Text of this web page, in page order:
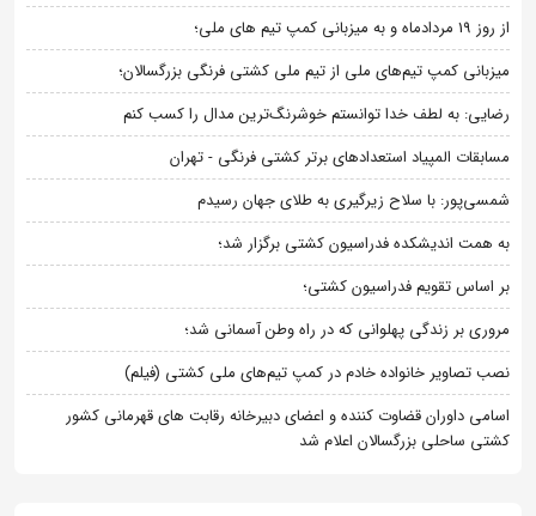
از روز 19 مردادماه و به میزبانی کمپ تیم های ملی؛
میزبانی کمپ تیم‌های ملی از تیم ملی کشتی فرنگی بزرگسالان؛
رضایی: به لطف خدا توانستم خوشرنگ‌ترین مدال را کسب کنم
مسابقات المپیاد استعدادهای برتر کشتی فرنگی - تهران
شمسی‌پور: با سلاح زیرگیری به طلای جهان رسیدم
به همت اندیشکده فدراسیون کشتی برگزار شد؛
بر اساس تقویم فدراسیون کشتی؛
مروری بر زندگی پهلوانی که در راه وطن آسمانی شد؛
نصب تصاویر خانواده خادم در کمپ تیم‌های ملی کشتی (فیلم)
اسامی داوران قضاوت کننده و اعضای دبیرخانه رقابت های قهرمانی کشور
کشتی ساحلی بزرگسالان اعلام شد